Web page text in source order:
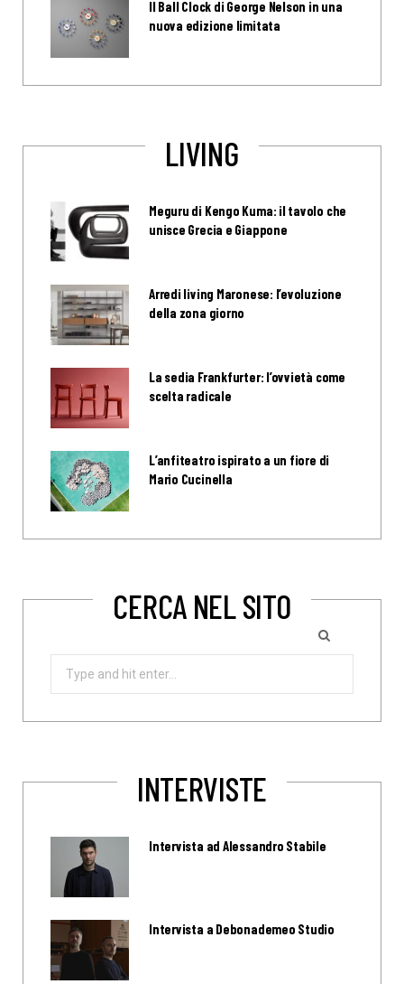
Il Ball Clock di George Nelson in una
nuova edizione limitata
LIVING
Meguru di Kengo Kuma: il tavolo che
unisce Grecia e Giappone
Arredi living Maronese: l’evoluzione
della zona giorno
La sedia Frankfurter: l’ovvietà come
scelta radicale
L’anfiteatro ispirato a un fiore di
Mario Cucinella
CERCA NEL SITO
Search
INTERVISTE
Intervista ad Alessandro Stabile
Intervista a Debonademeo Studio